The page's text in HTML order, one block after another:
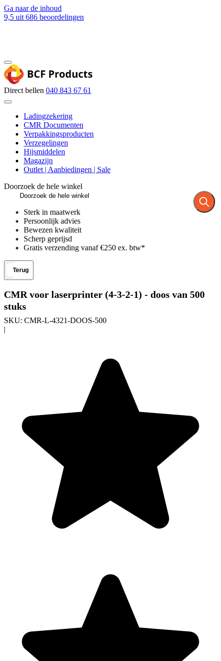
Ga naar de inhoud
9,5 uit 686 beoordelingen
Direct bellen 040 843 67 61
Ladingzekering
CMR Documenten
Verpakkingsproducten
Verzegelingen
Hijsmiddelen
Magazijn
Outlet | Aanbiedingen | Sale
Doorzoek de hele winkel
Sterk in maatwerk
Persoonlijk advies
Bewezen kwaliteit
Scherp geprijsd
Gratis verzending vanaf €250 ex. btw*
Terug
CMR voor laserprinter (4-3-2-1) - doos van 500
stuks
SKU: CMR-L-4321-DOOS-500
|